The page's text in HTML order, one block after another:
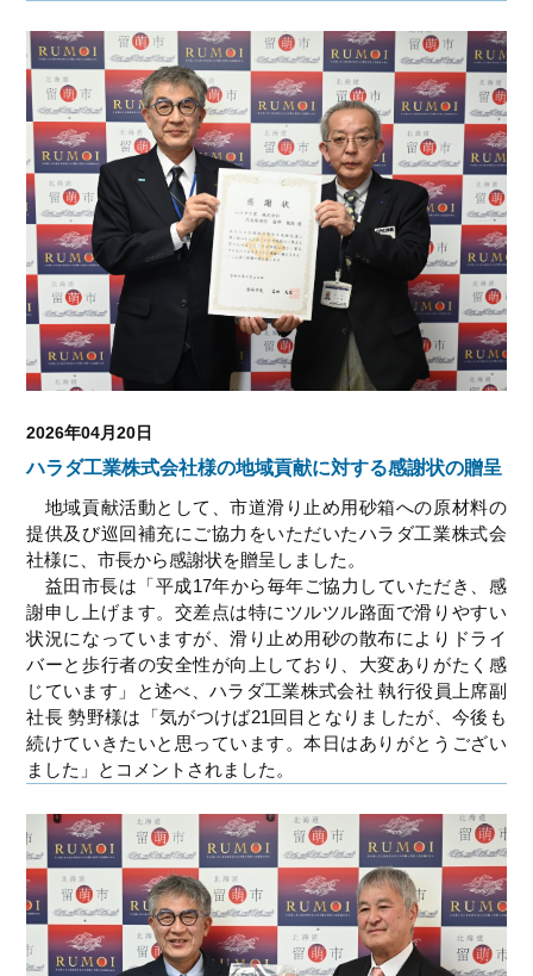
2026年04月20日
ハラダ工業株式会社様の地域貢献に対する感謝状の贈呈
地域貢献活動として、市道滑り止め用砂箱への原材料の
提供及び巡回補充にご協力をいただいたハラダ工業株式会
社様に、市長から感謝状を贈呈しました。
益田市長は「平成17年から毎年ご協力していただき、感
謝申し上げます。交差点は特にツルツル路面で滑りやすい
状況になっていますが、滑り止め用砂の散布によりドライ
バーと歩行者の安全性が向上しており、大変ありがたく感
じています」と述べ、ハラダ工業株式会社 執行役員上席副
社長 勢野様は「気がつけば21回目となりましたが、今後も
続けていきたいと思っています。本日はありがとうござい
ました」とコメントされました。